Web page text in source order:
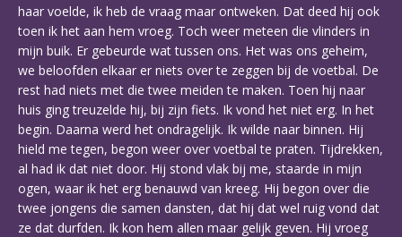
haar voelde, ik heb de vraag maar ontweken. Dat deed hij ook
toen ik het aan hem vroeg. Toch weer meteen die vlinders in
mijn buik. Er gebeurde wat tussen ons. Het was ons geheim,
we beloofden elkaar er niets over te zeggen bij de voetbal. De
rest had niets met die twee meiden te maken. Toen hij naar
huis ging treuzelde hij, bij zijn fiets. Ik vond het niet erg. In het
begin. Daarna werd het ondragelijk. Ik wilde naar binnen. Hij
hield me tegen, begon weer over voetbal te praten. Tijdrekken,
al had ik dat niet door. Hij stond vlak bij me, staarde in mijn
ogen, waar ik het erg benauwd van kreeg. Hij begon over die
twee jongens die samen dansten, dat hij dat wel ruig vond dat
ze dat durfden. Ik kon hem allen maar gelijk geven. Hij vroeg